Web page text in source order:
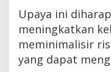
Upaya ini
meningkatkan
meminimalisir
yang dapat